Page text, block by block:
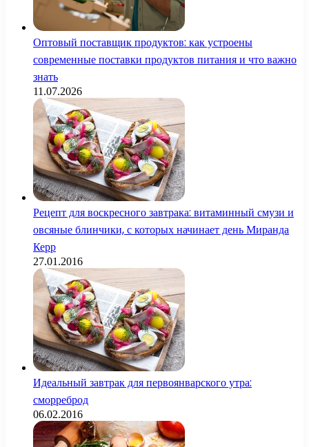
Оптовый поставщик продуктов: как устроены
современные поставки продуктов питания и что важно
знать
11.07.2026
Рецепт для воскресного завтрака: витаминный смузи и
овсяные блинчики, с которых начинает день Миранда
Керр
27.01.2016
Идеальный завтрак для первоянварского утра:
сморреброд
06.02.2016